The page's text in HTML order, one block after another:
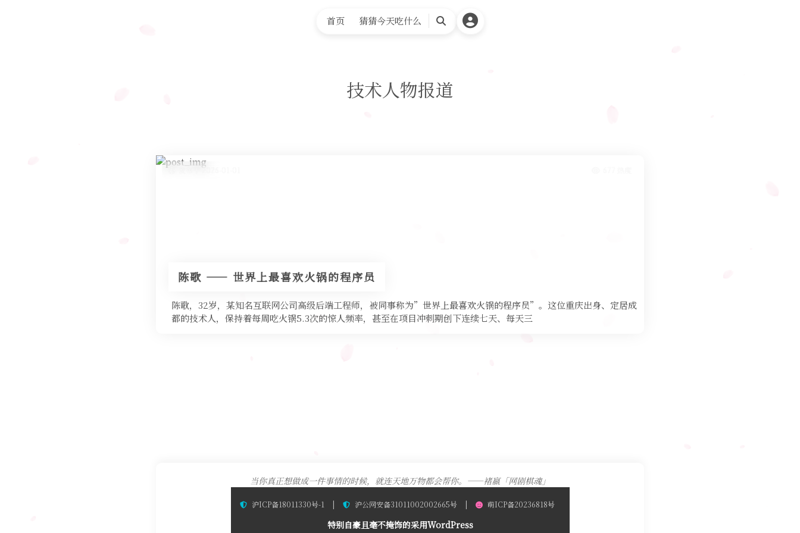
首页 猜猜今天吃什么
搜
技术人物报道
发布于 2026-01-01
陈歌 —— 世界上最喜欢火锅的程序员
陈歌，32岁，某知名互联网公司高级后端工程师，被同事称为”世界上最喜欢火锅的程序员”。这位重庆出身、定居成
都的技术人，保持着每周吃火锅5.3次的惊人频率，甚至在项目冲刺期创下连续七天、每天三
当你真正想做成一件事情的时候，就连天地万物都会帮你。——褚嬴「网剧棋魂」
沪ICP备18011330号-1 | 沪公网安备31011002002665号 | 萌ICP备20236818号
特别自豪且毫不掩饰的采用WordPress